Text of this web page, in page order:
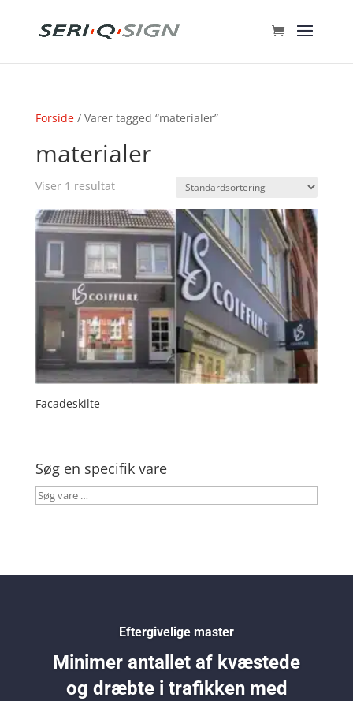
Forside/ Varer tagged “materialer”
materialer
Viser 1 resultat
Facadeskilte
Søg en specifik vare
Søg
Eftergivelige master
Minimer antallet af kvæstede
og dræbte i trafikken med